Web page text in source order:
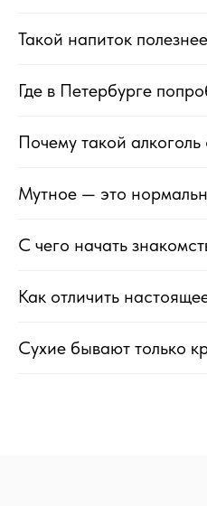
Такой напиток
Где в Петербурге
Почему такой
Мутное — это
С чего начать
Как отличить
Сухие бывают только